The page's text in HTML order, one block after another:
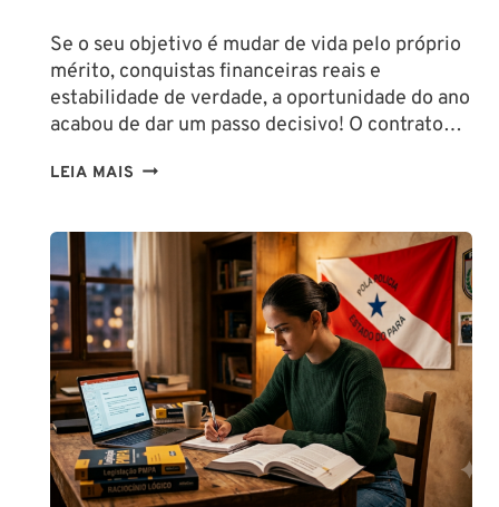
Se o seu objetivo é mudar de vida pelo próprio
mérito, conquistas financeiras reais e
estabilidade de verdade, a oportunidade do ano
acabou de dar um passo decisivo! O contrato…
LEIA MAIS CONCURSO
CONTRATO
COM
A
FCC
É
ASSINADO
E
EDITAL
É
IMINENTE!